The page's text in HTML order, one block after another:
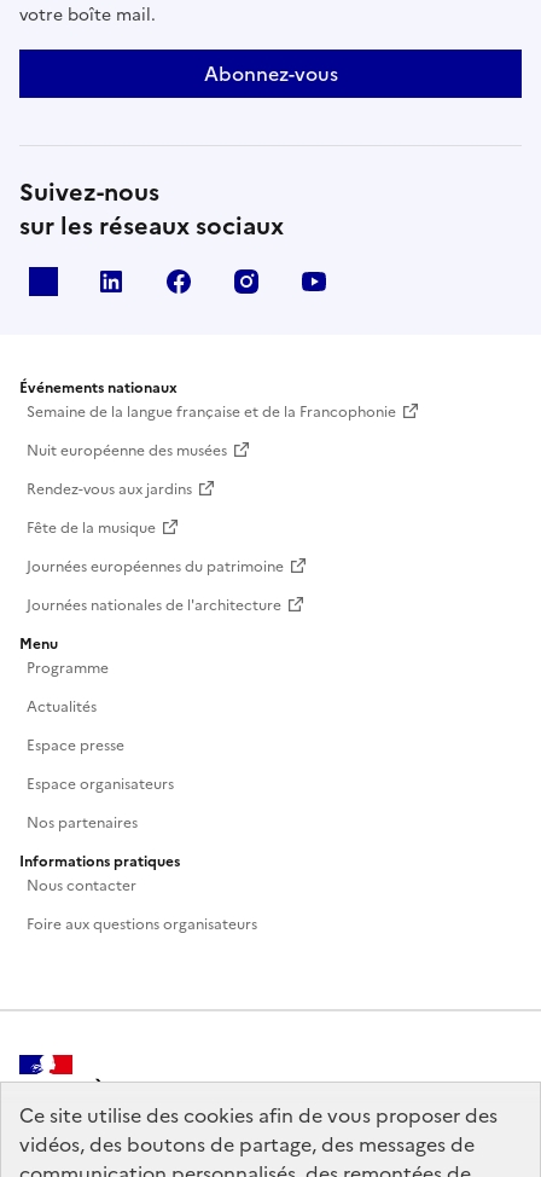
Ce site utilise des cookies afin de vous proposer des
vidéos, des boutons de partage, des messages de
votre boîte mail.
Abonnez-vous
Suivez-nous
sur les réseaux sociaux
Linkedin Facebook Instagram
Événements nationaux
Semaine de la langue française et de la Francophonie
Nuit européenne des musées
Rendez-vous aux jardins
Fête de la musique
Journées européennes du patrimoine
Journées nationales de l'architecture
Menu
Programme
Actualités
Espace presse
Espace organisateurs
Nos partenaires
Informations pratiques
Nous contacter
Foire aux questions organisateurs
MINISTÈRE
DE LA CULTURE